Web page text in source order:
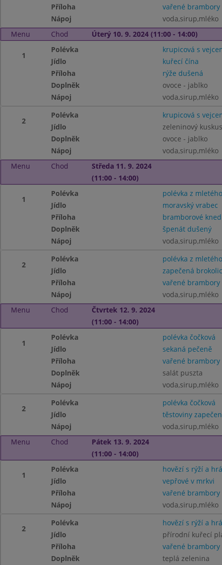
Příloha
vařené brambory
Nápoj
voda,sirup,mléko
Menu
Chod Úterý 10. 9. 2024 (11:00 - 14:00)
1
Polévka
krupicová s
Jídlo
kuřecí čína
Příloha
rýže dušená
Doplněk
ovoce - jablko
Nápoj
voda,sirup,mléko
2
Polévka
krupicová s
Jídlo
zeleninový
Doplněk
ovoce - jablko
Nápoj
voda,sirup,mléko
Menu
Chod
Středa 11. 9. 2024
(11:00 - 14:00)
1
Polévka
polévka z
Jídlo
moravský vrabec
Příloha
bramborové
Doplněk
špenát dušený
Nápoj
voda,sirup,mléko
2
Polévka
polévka z
Jídlo
zapečená
Příloha
vařené brambory
Nápoj
voda,sirup,mléko
Menu
Chod
Čtvrtek 12. 9. 2024
(11:00 - 14:00)
1
Polévka
polévka čočková
Jídlo
sekaná pečeně
Příloha
vařené brambory
Doplněk
salát puszta
Nápoj
voda,sirup,mléko
2
Polévka
polévka čočková
Jídlo
těstoviny
Nápoj
voda,sirup,mléko
Menu
Chod
Pátek 13. 9. 2024
(11:00 - 14:00)
1
Polévka
hovězí s rýží a
Jídlo
vepřové v mrkvi
Příloha
vařené brambory
Nápoj
voda,sirup,mléko
2
Polévka
hovězí s rýží a
Jídlo
přírodní kuřecí
Příloha
vařené brambory
Doplněk
teplá zelenina